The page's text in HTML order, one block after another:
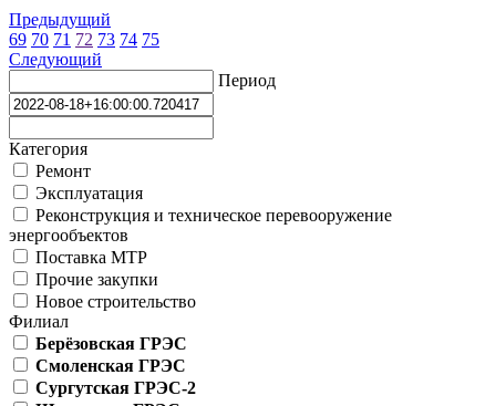
Предыдущий
69 70 71 72 73 74 75
Следующий
Период
Категория
Ремонт
Эксплуатация
Реконструкция и техническое перевооружение
энергообъектов
Поставка МТР
Прочие закупки
Новое строительство
Филиал
Берёзовская ГРЭС
Смоленская ГРЭС
Сургутская ГРЭС-2